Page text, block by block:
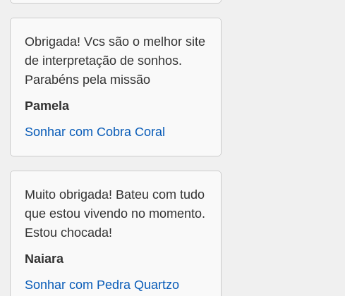
Obrigada! Vcs são o melhor site
de interpretação de sonhos.
Parabéns pela missão
Pamela
Sonhar com Cobra Coral
Muito obrigada! Bateu com tudo
que estou vivendo no momento.
Estou chocada!
Naiara
Sonhar com Pedra Quartzo